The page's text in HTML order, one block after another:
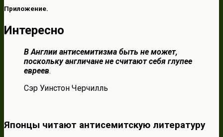
Приложение.
Интересно
В Англии антисемитизма быть не может,
поскольку англичане не считают себя глупее
евреев.
Сэр Уинстон Черчилль
Японцы читают антисемитскую литературу